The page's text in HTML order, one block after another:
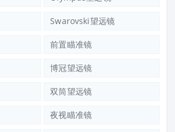
Swarovski望远镜
前置瞄准镜
博冠望远镜
双筒望远镜
夜视瞄准镜